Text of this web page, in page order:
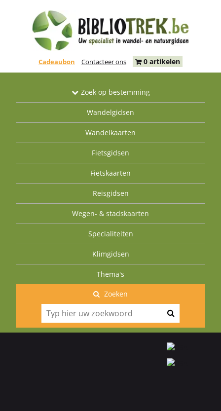
Cadeaubon Contacteer ons 0 artikelen
Zoek op bestemming
Wandelgidsen
Wandelkaarten
Fietsgidsen
Fietskaarten
Reisgidsen
Wegen- & stadskaarten
Specialiteiten
Klimgidsen
Thema's
Zoeken